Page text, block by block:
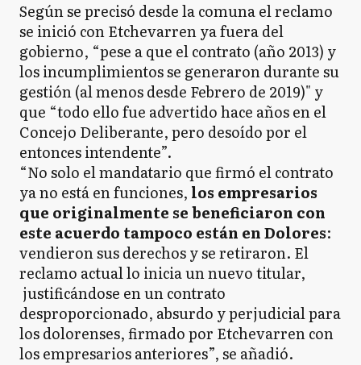
Según se precisó desde la comuna el reclamo
se inició con Etchevarren ya fuera del
gobierno, “pese a que el contrato (año 2013) y
los incumplimientos se generaron durante su
gestión (al menos desde Febrero de 2019)" y
que “todo ello fue advertido hace años en el
Concejo Deliberante, pero desoído por el
entonces intendente”.
“No solo el mandatario que firmó el contrato
ya no está en funciones, los empresarios
que originalmente se beneficiaron con
este acuerdo tampoco están en Dolores:
vendieron sus derechos y se retiraron. El
reclamo actual lo inicia un nuevo titular,
justificándose en un contrato
desproporcionado, absurdo y perjudicial para
los dolorenses, firmado por Etchevarren con
los empresarios anteriores”, se añadió.